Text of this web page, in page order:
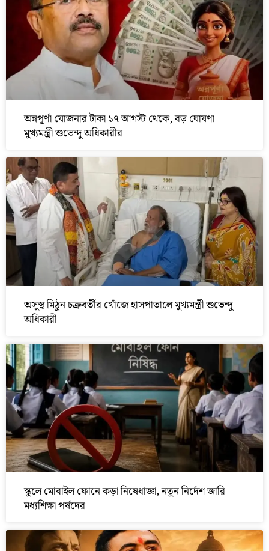
অন্নপূর্ণা যোজনার টাকা ১৭ আগস্ট থেকে, বড় ঘোষণা
মুখ্যমন্ত্রী শুভেন্দু অধিকারীর
অসুস্থ মিঠুন চক্রবর্তীর খোঁজে হাসপাতালে মুখ্যমন্ত্রী শুভেন্দু
অধিকারী
স্কুলে মোবাইল ফোনে কড়া নিষেধাজ্ঞা, নতুন নির্দেশ জারি
মধ্যশিক্ষা পর্ষদের